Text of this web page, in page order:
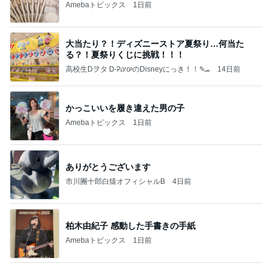
Amebaトピックス 1日前
大当たり？！ディズニーストア夏祭り…何当た
る？！夏祭りくじに挑戦！！！
高校生Dヲタ Ꭰ-ᎮꭵꭹꭴのDisneyにっき！！✎ܚ 14日前
かっこいいを履き違えた男の子
Amebaトピックス 1日前
ありがとうございます
市川團十郎白猿オフィシャルB 4日前
柏木由紀子 感動した手書きの手紙
Amebaトピックス 1日前